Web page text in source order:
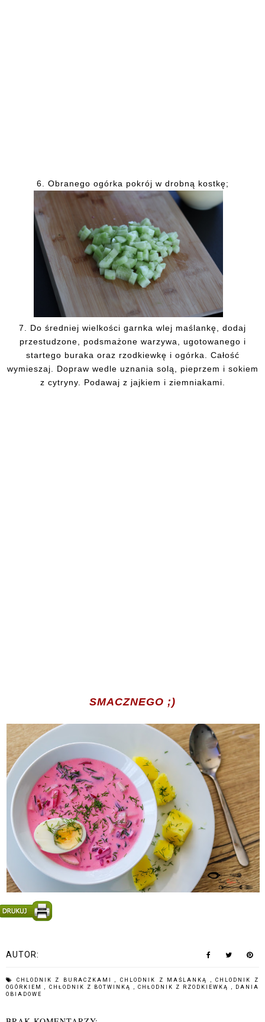
6. Obranego ogórka pokrój w drobną kostkę;
7. Do średniej wielkości garnka wlej maślankę, dodaj
przestudzone, podsmażone warzywa, ugotowanego i
startego buraka oraz rzodkiewkę i ogórka. Całość
wymieszaj. Dopraw wedle uznania solą, pieprzem i sokiem
z cytryny. Podawaj z jajkiem i ziemniakami.
SMACZNEGO ;)
AUTOR:
CHLODNIK Z BURACZKAMI ,CHLODNIK Z MAŚLANKĄ ,CHLODNIK Z
OGÓRKIEM
CHŁODNIK Z BOTWINKĄ CHŁODNIK Z RZODKIEWKĄ
DANIA
OBIADOWE